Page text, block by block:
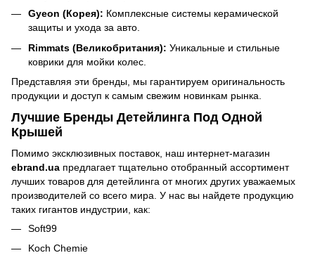
Gyeon (Корея): Комплексные системы керамической
защиты и ухода за авто.
Rimmats (Великобритания): Уникальные и стильные
коврики для мойки колес.
Представляя эти бренды, мы гарантируем оригинальность
продукции и доступ к самым свежим новинкам рынка.
Лучшие Бренды Детейлинга Под Одной
Крышей
Помимо эксклюзивных поставок, наш интернет-магазин
ebrand.ua предлагает тщательно отобранный ассортимент
лучших товаров для детейлинга от многих других уважаемых
производителей со всего мира. У нас вы найдете продукцию
таких гигантов индустрии, как:
Soft99
Koch Chemie